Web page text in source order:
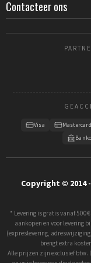
magnetisch
Contacteer ons
Visa Mastercard
Copyright © 2014 -
* Levering is gratis vanaf
aankopen en voor levering
(expreslevering,
brengt extra
Alle prijzen zijn exclusief btw.